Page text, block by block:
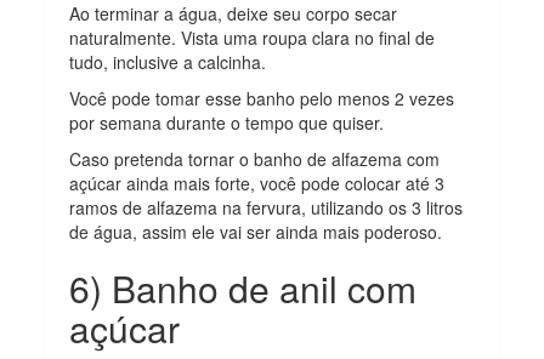
Ao terminar a água, deixe seu corpo secar
naturalmente. Vista uma roupa clara no final de
tudo, inclusive a calcinha.
Você pode tomar esse banho pelo menos 2 vezes
por semana durante o tempo que quiser.
Caso pretenda tornar o banho de alfazema com
açúcar ainda mais forte, você pode colocar até 3
ramos de alfazema na fervura, utilizando os 3 litros
de água, assim ele vai ser ainda mais poderoso.
6) Banho de anil com
açúcar